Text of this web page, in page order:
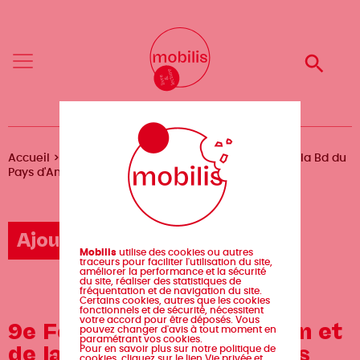
Menu
principal
Menu
Fil
Accueil
9e Festival de l'illustration et de la Bd du
Pays d'Ancenis
Ajouter un événement
9e Festival de l'illustration et
de la Bd du Pays d'Ancenis
Mobilis utilise des cookies ou autres
traceurs pour faciliter l'utilisation du site,
améliorer la performance et la sécurité
du site, réaliser des statistiques de
fréquentation et de navigation du site.
Certains cookies, autres que les cookies
fonctionnels et de sécurité, nécessitent
votre accord pour être déposés. Vous
pouvez changer d'avis à tout moment en
paramétrant vos cookies.
Pour en savoir plus sur notre politique de